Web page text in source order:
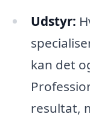
Udstyr:
kan det
resultat,